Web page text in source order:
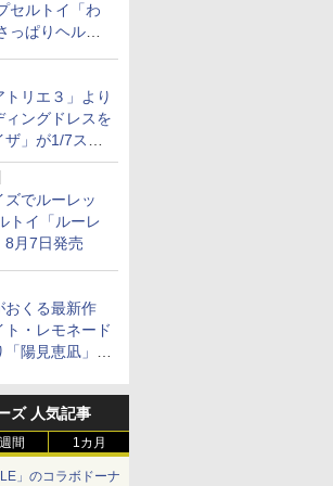
セルトイ「わ
っぱりヘルシ
トリエ３」より
ィングドレスを
」が1/7スケ
アで登場！
でルーレッ
トイ「ルーレ
8月7日発売
おくる最新作
ト・レモネード
陽見恵凪」が
ズ 人気記事
間 1カ月
」のコラボドーナ